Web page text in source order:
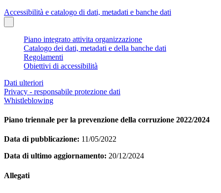
Accessibilità e catalogo di dati, metadati e banche dati
Piano integrato attivita organizzazione
Catalogo dei dati, metadati e della banche dati
Regolamenti
Obiettivi di accessibilità
Dati ulteriori
Privacy - responsabile protezione dati
Whistleblowing
Piano triennale per la prevenzione della corruzione 2022/2024
Data di pubblicazione: 11/05/2022
Data di ultimo aggiornamento: 20/12/2024
Allegati